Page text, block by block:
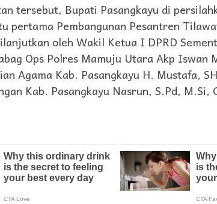
tersebut, Bupati Pasangkayu di
pertama Pembangunan Pesantren
oleh Wakil Ketua I DPRD
Ops Polres Mamuju Utara Akp Iswan
Agama Kab. Pasangkayu H. Mustafa,
Kab. Pasangkayu Nasrun, S.Pd, M.Si,